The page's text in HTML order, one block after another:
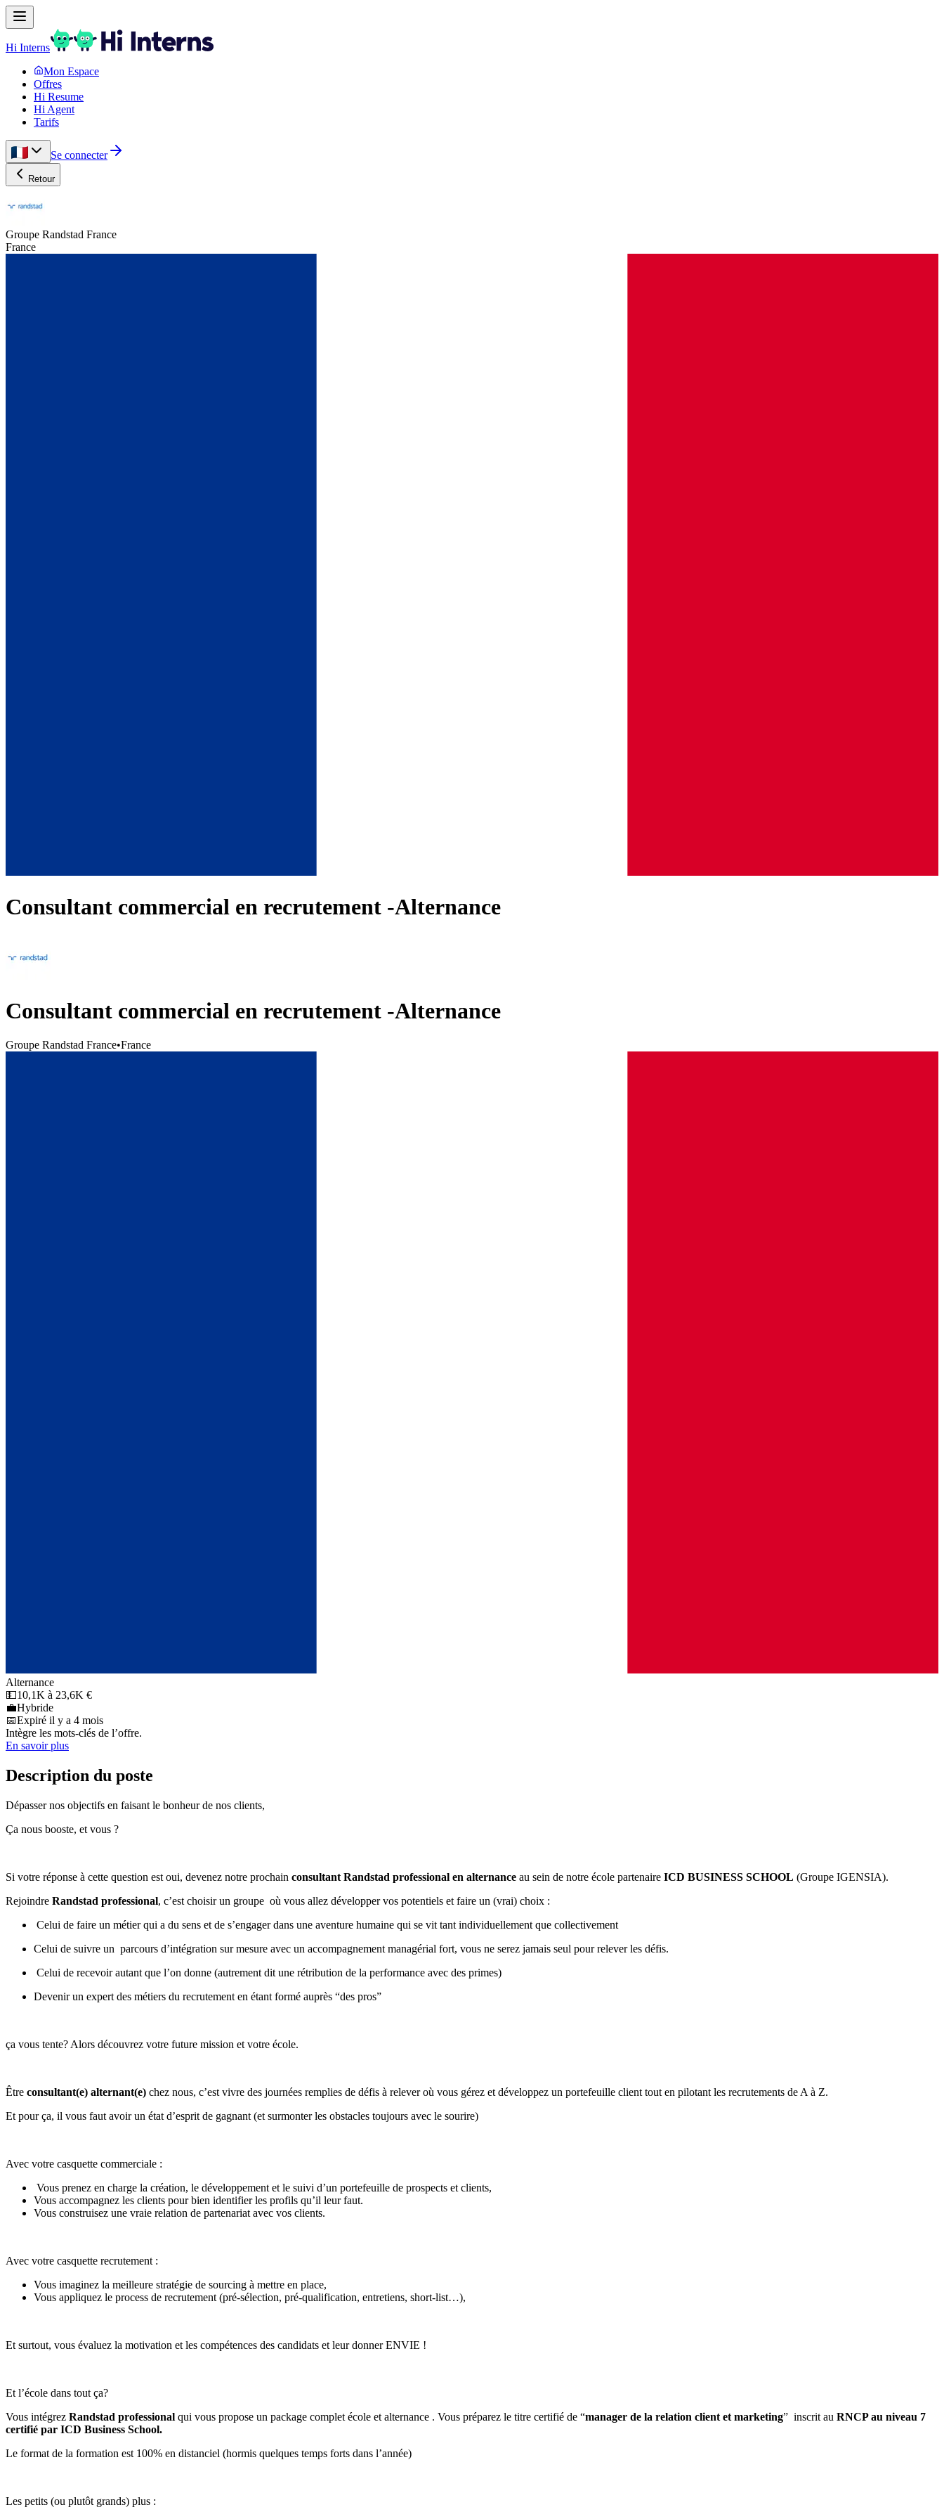
Hi Interns
Mon Espace
Offres
Hi Resume
Hi Agent
Tarifs
Se connecter
Retour
Groupe Randstad France
France
Consultant commercial en recrutement -Alternance
Consultant commercial en recrutement -Alternance
Groupe Randstad France•France
Alternance
💵10,1K à 23,6K €
💼Hybride
📅Expiré il y a 4 mois
Intègre les mots-clés de l’offre.
En savoir plus
Description du poste
Dépasser nos objectifs en faisant le bonheur de nos clients,
Ça nous booste, et vous ?
Si votre réponse à cette question est oui, devenez notre prochain consultant Randstad professional en alternance au sein de notre école partenaire ICD BUSINESS SCHOOL (Groupe IGENSIA).
Rejoindre Randstad professional, c’est choisir un groupe où vous allez développer vos potentiels et faire un (vrai) choix :
Celui de faire un métier qui a du sens et de s’engager dans une aventure humaine qui se vit tant individuellement que collectivement
Celui de suivre un parcours d’intégration sur mesure avec un accompagnement managérial fort, vous ne serez jamais seul pour relever les défis.
Celui de recevoir autant que l’on donne (autrement dit une rétribution de la performance avec des primes)
Devenir un expert des métiers du recrutement en étant formé auprès “des pros”
ça vous tente? Alors découvrez votre future mission et votre école.
Être consultant(e) alternant(e) chez nous, c’est vivre des journées remplies de défis à relever où vous gérez et développez un portefeuille client tout en pilotant les recrutements de A à Z.
Et pour ça, il vous faut avoir un état d’esprit de gagnant (et surmonter les obstacles toujours avec le sourire)
Avec votre casquette commerciale :
Vous prenez en charge la création, le développement et le suivi d’un portefeuille de prospects et clients,
Vous accompagnez les clients pour bien identifier les profils qu’il leur faut.
Vous construisez une vraie relation de partenariat avec vos clients.
Avec votre casquette recrutement :
Vous imaginez la meilleure stratégie de sourcing à mettre en place,
Vous appliquez le process de recrutement (pré-sélection, pré-qualification, entretiens, short-list…),
Et surtout, vous évaluez la motivation et les compétences des candidats et leur donner ENVIE !
Et l’école dans tout ça?
Vous intégrez Randstad professional qui vous propose un package complet école et alternance . Vous préparez le titre certifié de “manager de la relation client et marketing” inscrit au RNCP au niveau 7
certifié par ICD Business School.
Le format de la formation est 100% en distanciel (hormis quelques temps forts dans l’année)
Les petits (ou plutôt grands) plus :